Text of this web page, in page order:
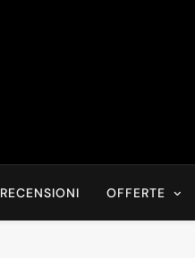
RECENSIONI OFFERTE